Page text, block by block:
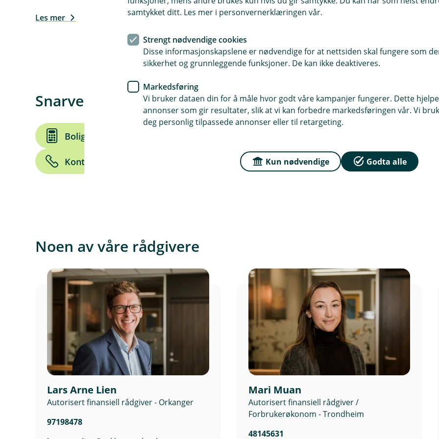
Les mer
Snarveier
Boliglånskalkulator
Kontakt oss Vi sponser Bærekraft
Noen av våre rådgivere
Lars Arne Lien
Autorisert finansiell rådgiver - Orkanger
97198478
Mari Muan
Autorisert finansiell rådgiver /
Forbrukerøkonom - Trondheim
48145631
samtykket ditt. Les mer i personvernerklæringen vår.
Strengt nødvendige cookies
Disse informasjonskapslene er nødvendige for at nettsiden skal fungere som
sikkerhet og grunnleggende funksjoner. De kan ikke deaktiveres.
Markedsføring
Vi bruker dataen din for å måle hvor godt våre kampanjer fungerer. Dette
annonser som gir resultater, slik at vi kan forbedre markedsføringen vår. Vi
deg personlig tilpassede annonser eller til retargeting.
Kun nødvendige Godta alle